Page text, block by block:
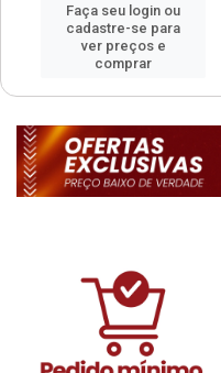
Faça seu login ou
cadastre-se para
ver preços e
comprar